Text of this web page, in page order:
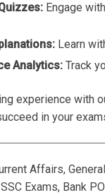
Engage
Learn
Analytics: Track
experience with
in your
Affairs,
Exams, Bank